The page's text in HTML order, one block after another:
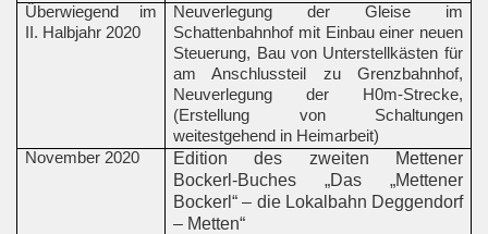
Überwiegend im
II. Halbjahr 2020
Neuverlegung der Gleise im
Schattenbahnhof mit Einbau einer neuen
Steuerung, Bau von Unterstellkästen für
am Anschlussteil zu Grenzbahnhof,
Neuverlegung der H0m-Strecke,
(Erstellung von Schaltungen
weitestgehend in Heimarbeit)
November 2020
Edition des zweiten Mettener
Bockerl-Buches „Das „Mettener
Bockerl“ – die Lokalbahn Deggendorf
– Metten“